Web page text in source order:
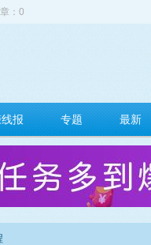
章：0
报 专题 最新